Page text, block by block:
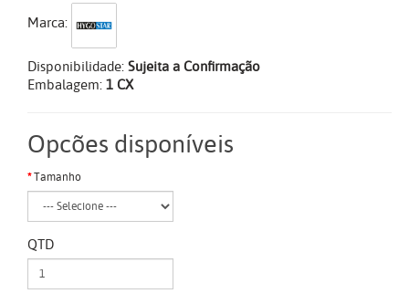
Marca:
Disponibilidade:Sujeita a Confirmação
Embalagem:1 CX
Opcões disponíveis
Tamanho
QTD